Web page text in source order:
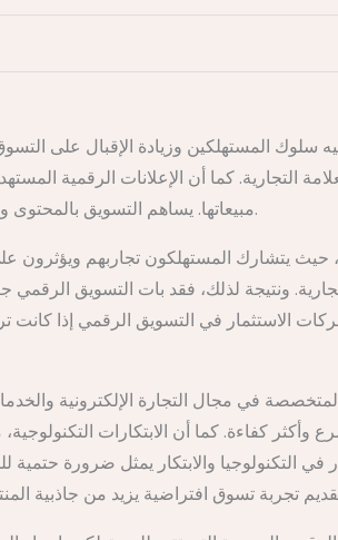
سلوك المستهلكين وزيادة الإقبال على
للعلامة التجارية. كما أن الإعلانات
مبيعاتها. يساهم التسويق بالمحتوى والتأثير الرقمي في بناء الثقة وتفضيل المستهلك للعلامة التجارية.
يتشارك المستهلكون تجاربهم ويؤثرون
ونتيجة لذلك، فقد بات التسويق
في مجال التجارة الإلكترونية
كفاءة. كما أن الابتكارات
في التكنولوجيا والابتكار يمثل ضرورة